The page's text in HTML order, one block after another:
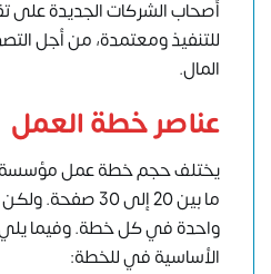
أصحاب الشركات الجديدة على
للتنفيذ ومعتمدة، من أجل
المال.
عناصرخطة العمل
يختلف حجم خطة عمل مؤسسة
ما بين 20 إلى 30
واحدة في كل خطة. وفيما يلي
الأساسية في للخطة: